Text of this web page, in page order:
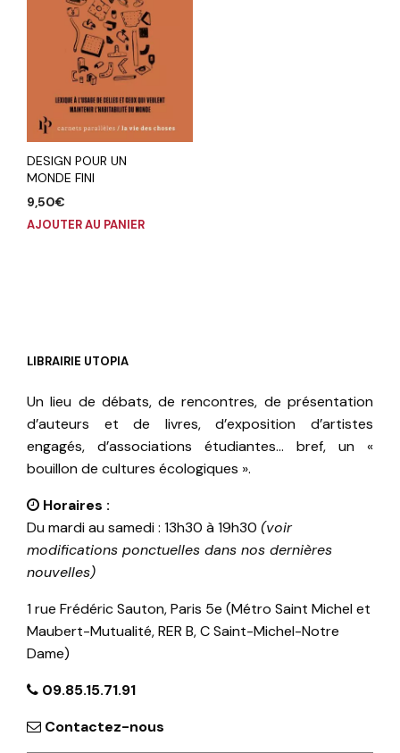
DESIGN POUR UN
MONDE FINI
9,50€
AJOUTER AU PANIER
LIBRAIRIE UTOPIA
Un lieu de débats, de rencontres, de présentation
d’auteurs et de livres, d’exposition d’artistes
engagés, d’associations étudiantes… bref, un «
bouillon de cultures écologiques ».
Horaires :
Du mardi au samedi : 13h30 à 19h30 (voir
modifications ponctuelles dans nos dernières
nouvelles)
1 rue Frédéric Sauton, Paris 5e (Métro Saint Michel et
Maubert-Mutualité, RER B, C Saint-Michel-Notre
Dame)
09.85.15.71.91
Contactez-nous